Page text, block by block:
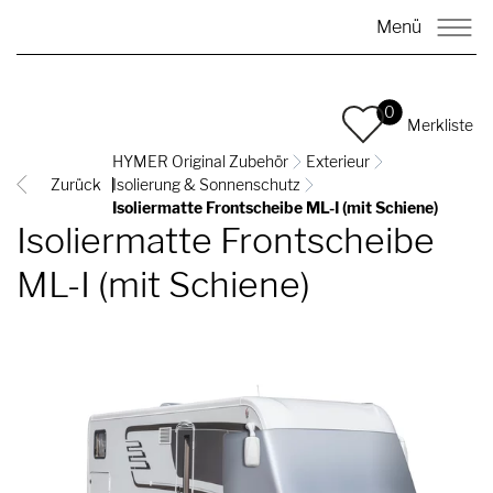
Menü
0
Merkliste
Zurück
HYMER Original Zubehör
Exterieur
Isolierung & Sonnenschutz
Isoliermatte Frontscheibe ML-I (mit Schiene)
Isoliermatte Frontscheibe
ML-I (mit Schiene)